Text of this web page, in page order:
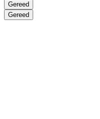
Gereed
Gereed